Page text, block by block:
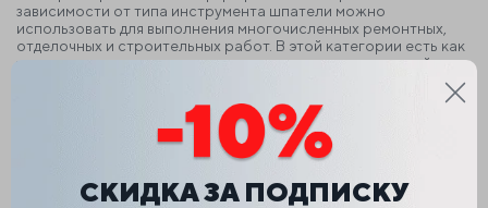
зависимости от типа инструмента шпатели можно
использовать для выполнения многочисленных ремонтных,
отделочных и строительных работ. В этой категории есть как
универсальные, так специализированные модели с узкой
сферой применения. Помимо своего назначения, отдельные
способу соединения рабочей поверхности с рукояткой.
СКИДКА ЗА ПОДПИСКУ